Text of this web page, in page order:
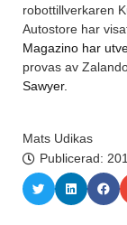
robottillverkaren
Autostore har
Magazino har
provas av
Sawyer.
Mats Udikas
Publicerad: